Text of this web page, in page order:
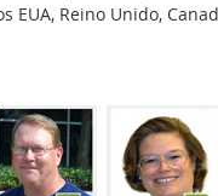
Reino Unido,